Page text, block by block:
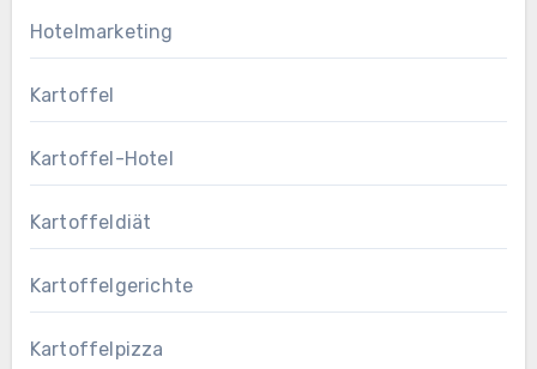
Hotelmarketing
Kartoffel
Kartoffel-Hotel
Kartoffeldiät
Kartoffelgerichte
Kartoffelpizza